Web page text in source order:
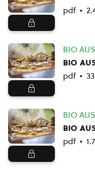
pdf
BIO
bio
pdf
BIO
bio
pdf